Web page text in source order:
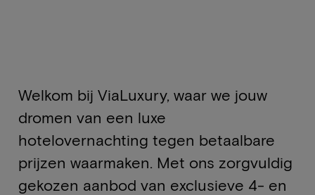
Welkom bij ViaLuxury, waar we jouw
dromen van een luxe
hotelovernachting tegen betaalbare
prijzen waarmaken. Met ons zorgvuldig
gekozen aanbod van exclusieve 4- en